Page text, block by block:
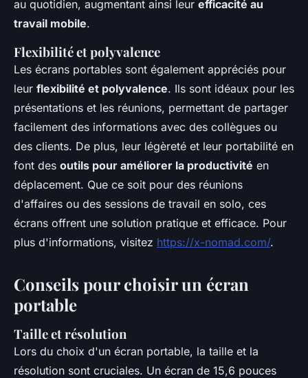
au quotidien, augmentant ainsi leur efficacité au
travail mobile.
Flexibilité et polyvalence
Les écrans portables sont également appréciés pour
leur flexibilité et polyvalence. Ils sont idéaux pour les
présentations et les réunions, permettant de partager
facilement des informations avec des collègues ou
des clients. De plus, leur légèreté et leur portabilité en
font des outils pour améliorer la productivité en
déplacement. Que ce soit pour des réunions
d'affaires ou des sessions de travail en solo, ces
écrans offrent une solution pratique et efficace. Pour
plus d'informations, visitez https://x-nomad.com/.
Conseils pour choisir un écran
portable
Taille et résolution
Lors du choix d'un écran portable, la taille et la
résolution sont cruciales. Un écran de 15,6 pouces